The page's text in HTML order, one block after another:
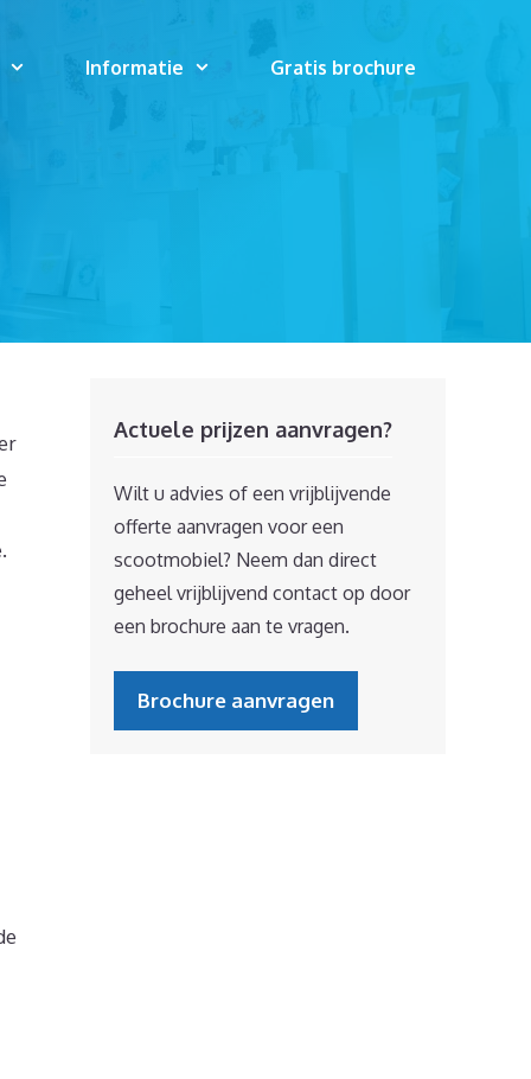
Informatie Gratis brochure
Actuele prijzen aanvragen?
Wilt u advies of een vrijblijvende
offerte aanvragen voor een
scootmobiel? Neem dan direct
geheel vrijblijvend contact op door
een brochure aan te vragen.
Brochure aanvragen